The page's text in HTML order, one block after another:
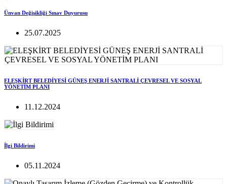
Ünvan Değişikliği Sınav Duyurusu
25.07.2025
ELEŞKİRT BELEDİYESİ GÜNEŞ ENERJİ SANTRALİ ÇEVRESEL VE SOSYAL
YÖNETİM PLANI
11.12.2024
İlgi Bildirimi
05.11.2024